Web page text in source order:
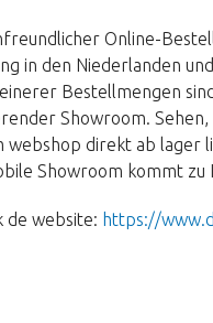
Online-
in den Niederlanden
Bestellmengen
Showroom.
webshop direkt ab lager
Showroom kommt zu
de website: https://